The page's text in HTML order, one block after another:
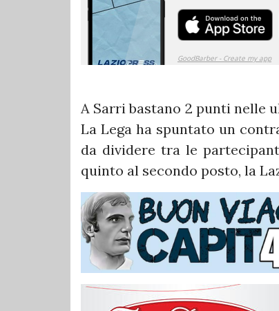
A Sarri bastano 2 punti nelle
La Lega ha spuntato un
da dividere tra le
quinto al secondo posto, la